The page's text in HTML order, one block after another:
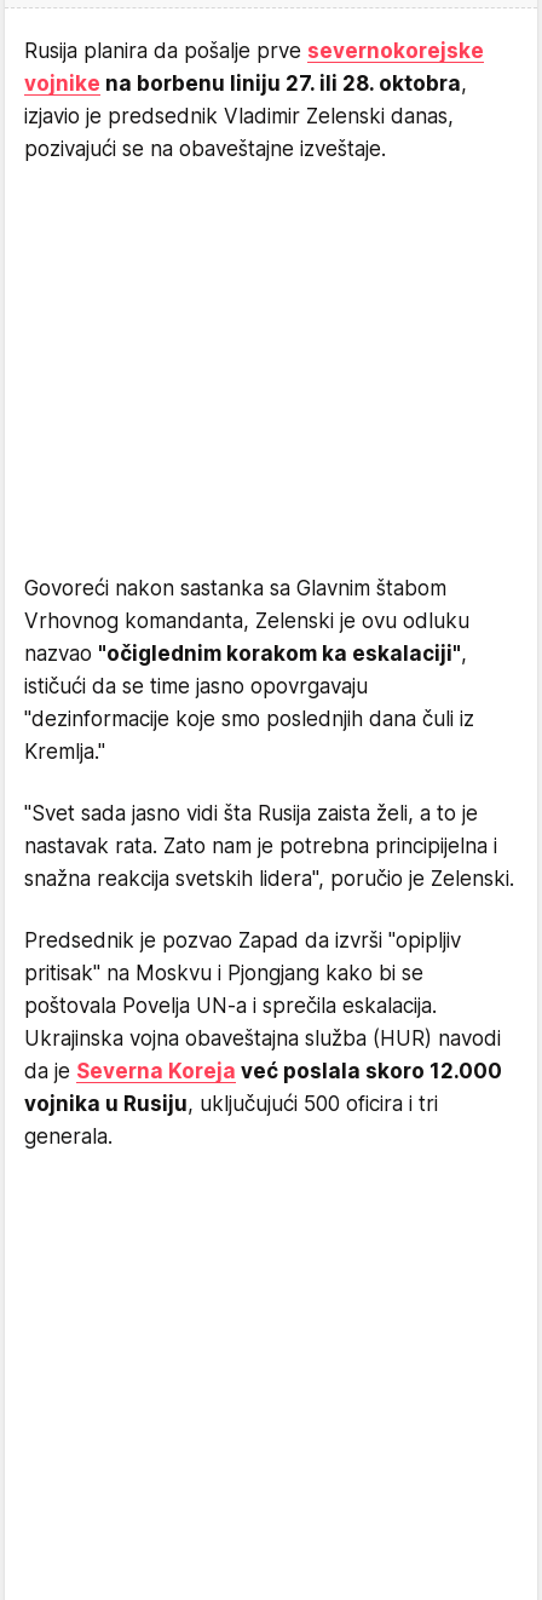
Rusija planira da pošalje prve severnokorejske
vojnike na borbenu liniju 27. ili 28. oktobra,
izjavio je predsednik Vladimir Zelenski danas,
pozivajući se na obaveštajne izveštaje.
Govoreći nakon sastanka sa Glavnim štabom
Vrhovnog komandanta, Zelenski je ovu odluku
nazvao "očiglednim korakom ka eskalaciji",
ističući da se time jasno opovrgavaju
"dezinformacije koje smo poslednjih dana čuli iz
Kremlja."
"Svet sada jasno vidi šta Rusija zaista želi, a to je
nastavak rata. Zato nam je potrebna principijelna i
snažna reakcija svetskih lidera", poručio je Zelenski.
Predsednik je pozvao Zapad da izvrši "opipljiv
pritisak" na Moskvu i Pjongjang kako bi se
poštovala Povelja UN-a i sprečila eskalacija.
Ukrajinska vojna obaveštajna služba (HUR) navodi
da je Severna Koreja već poslala skoro 12.000
vojnika u Rusiju, uključujući 500 oficira i tri
generala.